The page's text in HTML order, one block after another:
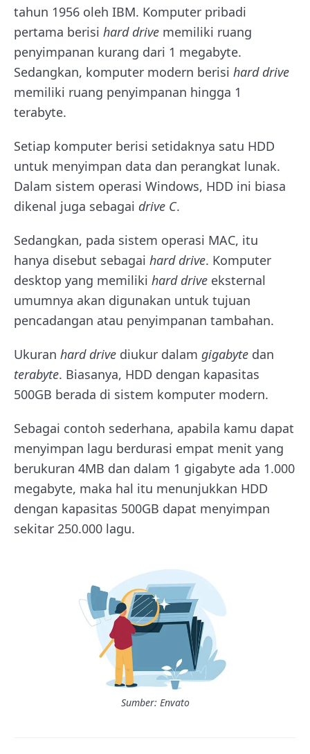
tahun 1956 oleh IBM. Komputer pribadi
pertama berisi hard drive memiliki ruang
penyimpanan kurang dari 1 megabyte.
Sedangkan, komputer modern berisi hard drive
memiliki ruang penyimpanan hingga 1
terabyte.
Setiap komputer berisi setidaknya satu HDD
untuk menyimpan data dan perangkat lunak.
Dalam sistem operasi Windows, HDD ini biasa
dikenal juga sebagai drive C.
Sedangkan, pada sistem operasi MAC, itu
hanya disebut sebagai hard drive. Komputer
desktop yang memiliki hard drive eksternal
umumnya akan digunakan untuk tujuan
pencadangan atau penyimpanan tambahan.
Ukuran hard drive diukur dalam gigabyte dan
terabyte. Biasanya, HDD dengan kapasitas
500GB berada di sistem komputer modern.
Sebagai contoh sederhana, apabila kamu dapat
menyimpan lagu berdurasi empat menit yang
berukuran 4MB dan dalam 1 gigabyte ada 1.000
megabyte, maka hal itu menunjukkan HDD
dengan kapasitas 500GB dapat menyimpan
sekitar 250.000 lagu.
Sumber: Envato